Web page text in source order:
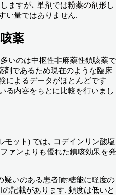
ますが､ 単剤では粉薬の剤形し
い量ではありません.
薬
いのは中枢性非麻薬性鎮咳薬で
剤であるため現在のような臨床
によるデータがほとんどです
る内容をもとに比較を行いまし
モット) では､ コデインリン酸塩
ァンよりも優れた鎮咳効果を発
疑いのある患者[耐糖能に軽度の
記載があります. 頻度は低いと